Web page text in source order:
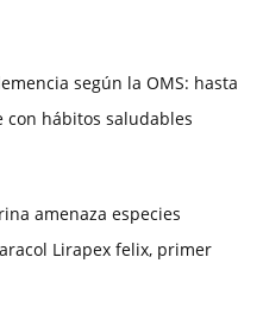
según la OMS: hasta
con hábitos saludables
amenaza especies
Lirapex felix, primer